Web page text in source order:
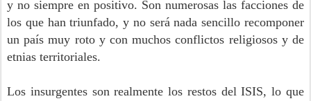
y no siempre en positivo. Son numerosas las facciones de
los que han triunfado, y no será nada sencillo recomponer
un país muy roto y con muchos conflictos religiosos y de
etnias territoriales.
Los insurgentes son realmente los restos del ISIS, lo que